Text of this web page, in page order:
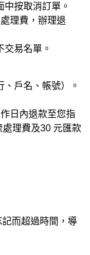
按取消訂單。
理費，辦理退
易名單。
戶名、帳號）。
日內退款至您指
理費及30 元匯款
而超過時間，導